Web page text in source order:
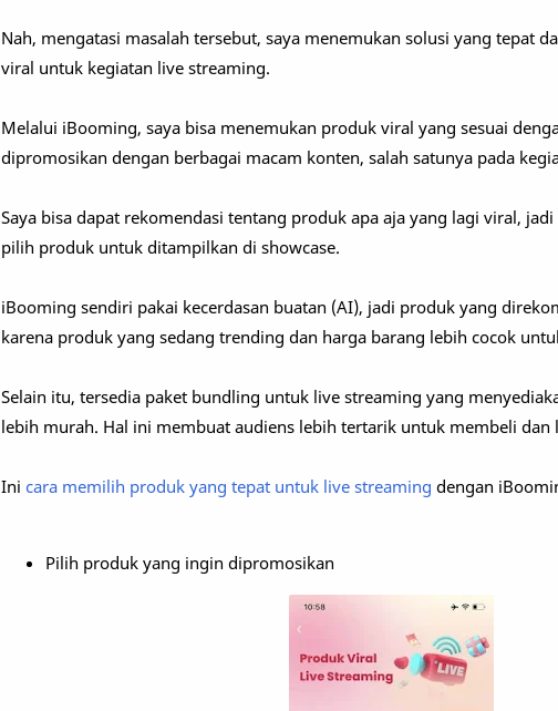
Nah, mengatasi masalah tersebut, saya menemukan solusi yang tepat
viral untuk kegiatan live streaming.
Melalui iBooming, saya bisa menemukan produk viral yang sesuai
dipromosikan dengan berbagai macam konten, salah satunya pada
Saya bisa dapat rekomendasi tentang produk apa aja yang lagi viral,
pilih produk untuk ditampilkan di showcase.
iBooming sendiri pakai kecerdasan buatan (AI), jadi produk yang
karena produk yang sedang trending dan harga barang lebih cocok
Selain itu, tersedia paket bundling untuk live streaming yang
lebih murah. Hal ini membuat audiens lebih tertarik untuk membeli dan
Ini cara memilih produk yang tepat untuk live streaming dengan
Pilih produk yang ingin dipromosikan